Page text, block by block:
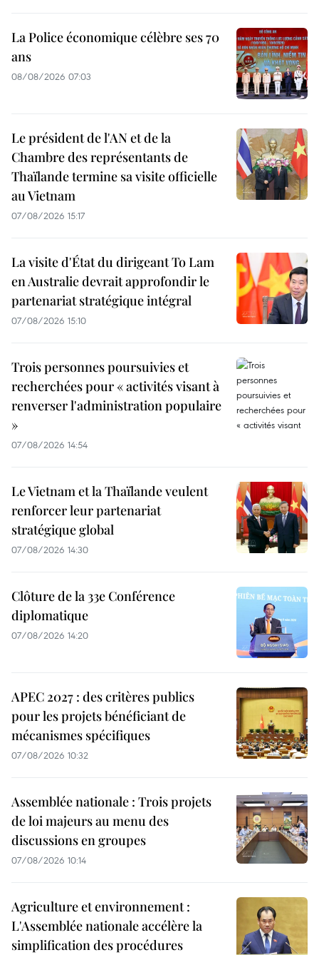
La Police économique célèbre ses 70
ans
08/08/2026 07:03
Le président de l'AN et de la
Chambre des représentants de
Thaïlande termine sa visite officielle
au Vietnam
07/08/2026 15:17
La visite d'État du dirigeant To Lam
en Australie devrait approfondir le
partenariat stratégique intégral
07/08/2026 15:10
Trois personnes poursuivies et
recherchées pour « activités visant à
renverser l'administration populaire
»
07/08/2026 14:54
Le Vietnam et la Thaïlande veulent
renforcer leur partenariat
stratégique global
07/08/2026 14:30
Clôture de la 33e Conférence
diplomatique
07/08/2026 14:20
APEC 2027 : des critères publics
pour les projets bénéficiant de
mécanismes spécifiques
07/08/2026 10:32
Assemblée nationale : Trois projets
de loi majeurs au menu des
discussions en groupes
07/08/2026 10:14
Agriculture et environnement :
L'Assemblée nationale accélère la
simplification des procédures